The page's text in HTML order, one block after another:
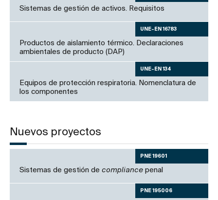
Sistemas de gestión de activos. Requisitos
UNE-EN 16783
Productos de aislamiento térmico. Declaraciones
ambientales de producto (DAP)
UNE-EN 134
Equipos de protección respiratoria. Nomenclatura de
los componentes
Nuevos proyectos
PNE 19601
Sistemas de gestión de compliance penal
PNE 195006